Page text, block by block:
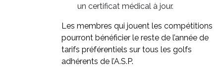
un certificat médical à jour.
Les membres qui jouent les compétitions
pourront bénéficier le reste de l’année de
tarifs préférentiels sur tous les golfs
adhérents de l’A.S.P.